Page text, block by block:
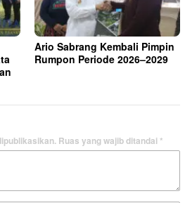
Ario Sabrang Kembali Pimpin
Rumpon Periode 2026–2029
Ruas yang wajib ditandai*